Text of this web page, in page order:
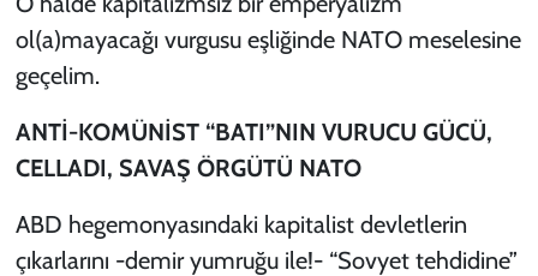
ol(a)mayacağı vurgusu eşliğinde NATO meselesine
geçelim.
ANTİ-KOMÜNİST “BATI”NIN VURUCU GÜCÜ,
CELLADI, SAVAŞ ÖRGÜTÜ NATO
ABD hegemonyasındaki kapitalist devletlerin
çıkarlarını -demir yumruğu ile!- “Sovyet tehdidine”